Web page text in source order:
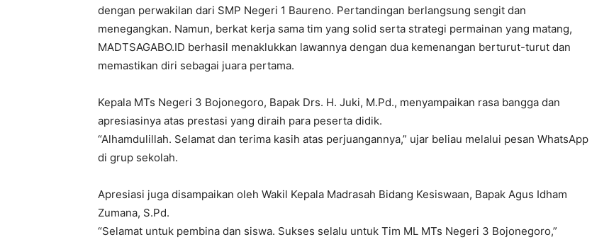
dengan perwakilan dari SMP Negeri 1 Baureno. Pertandingan berlangsung sengit dan
menegangkan. Namun, berkat kerja sama tim yang solid serta strategi permainan yang matang,
MADTSAGABO.ID berhasil menaklukkan lawannya dengan dua kemenangan berturut-turut dan
memastikan diri sebagai juara pertama.
Kepala MTs Negeri 3 Bojonegoro, Bapak Drs. H. Juki, M.Pd., menyampaikan rasa bangga dan
apresiasinya atas prestasi yang diraih para peserta didik.
“Alhamdulillah. Selamat dan terima kasih atas perjuangannya,” ujar beliau melalui pesan WhatsApp
di grup sekolah.
Apresiasi juga disampaikan oleh Wakil Kepala Madrasah Bidang Kesiswaan, Bapak Agus Idham
Zumana, S.Pd.
“Selamat untuk pembina dan siswa. Sukses selalu untuk Tim ML MTs Negeri 3 Bojonegoro,”